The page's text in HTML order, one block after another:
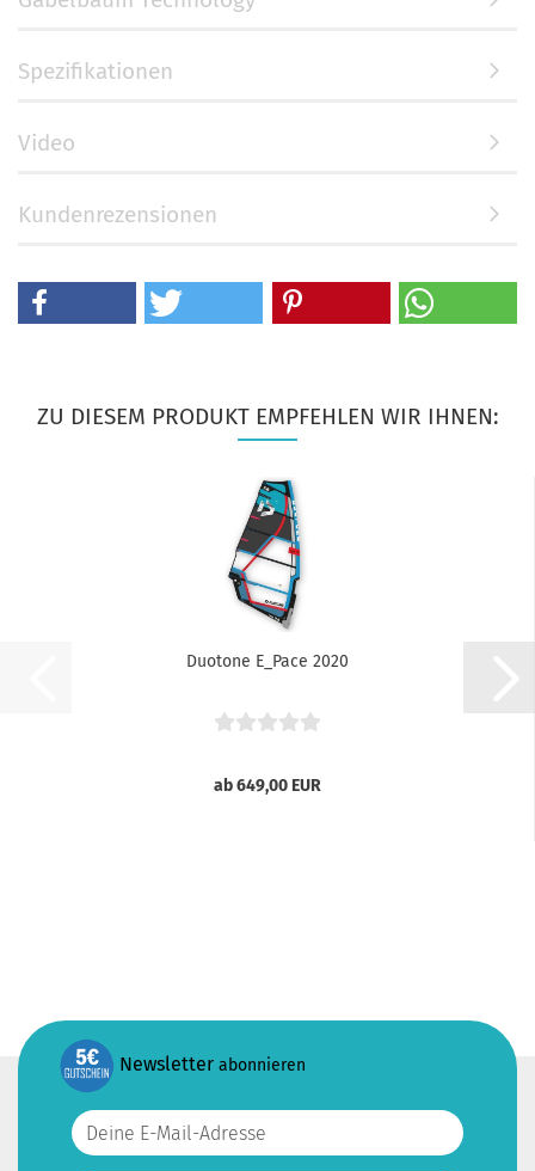
Spezifikationen
Video
Kundenrezensionen
ZU DIESEM PRODUKT EMPFEHLEN WIR IHNEN:
Duotone E_Pace 2020
ab 649,00 EUR
Newsletter abonnieren